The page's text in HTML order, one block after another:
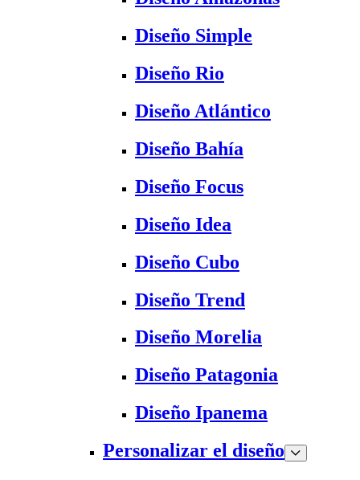
Diseño Simple
Diseño Rio
Diseño Atlántico
Diseño Bahía
Diseño Focus
Diseño Idea
Diseño Cubo
Diseño Trend
Diseño Morelia
Diseño Patagonia
Diseño Ipanema
Personalizar el diseño